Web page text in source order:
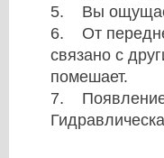
5. Вы
6. От
связано с
помешает.
7. Появление